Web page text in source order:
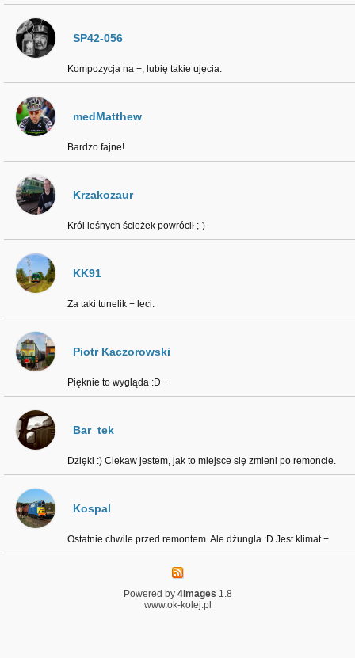
SP42-056
Kompozycja na +, lubię takie ujęcia.
medMatthew
Bardzo fajne!
Krzakozaur
Król leśnych ścieżek powrócił ;-)
KK91
Za taki tunelik + leci.
Piotr Kaczorowski
Pięknie to wygląda :D +
Bar_tek
Dzięki :) Ciekaw jestem, jak to miejsce się zmieni po remoncie.
Kospal
Ostatnie chwile przed remontem. Ale dżungla :D Jest klimat +
Powered by 4images 1.8
www.ok-kolej.pl